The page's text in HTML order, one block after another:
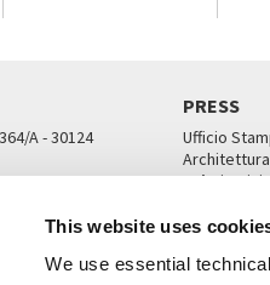
This website uses
We use essential
A - 30124
PRESS
Ufficio
Architettura
Ca’
UFFICI